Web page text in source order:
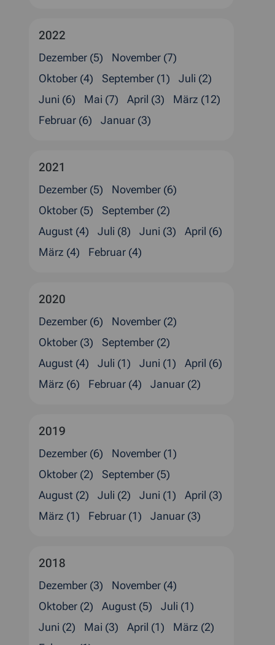
2022
Dezember (5)
November (7)
Oktober (4)
September (1)
Juli (2)
Juni (6)
Mai (7) April (3)
März (12)
Februar (6)
Januar (3)
2021
Dezember (5)
November (6)
Oktober (5)
September (2)
August (4)
Juli (8) Juni (3)
April (6)
März (4)
Februar (4)
2020
Dezember (6)
November (2)
Oktober (3)
September (2)
August (4)
Juli (1) Juni (1)
April (6)
März (6)
Februar (4) Januar (2)
2019
Dezember (6)
November (1)
Oktober (2)
September (5)
August (2)
Juli (2) Juni (1)
April (3)
März (1)
Februar (1) Januar (3)
2018
Dezember (3)
November (4)
Oktober (2)
August (5)
Juli (1)
Juni (2)
Mai (3) April (1)
März (2)